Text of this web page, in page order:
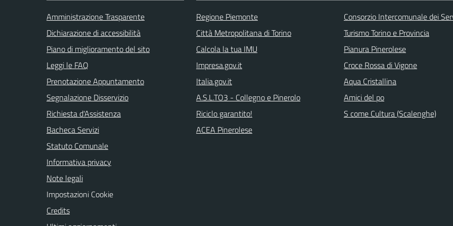
Amministrazione Trasparente
Dichiarazione di accessibilità
Piano di miglioramento del sito
Leggi le FAQ
Prenotazione Appuntamento
Segnalazione Disservizio
Richiesta d'Assistenza
Bacheca Servizi
Statuto Comunale
Informativa privacy
Note legali
Impostazioni Cookie
Credits
Regione Piemonte
Città Metropolitana di Torino
Calcola la tua IMU
Impresa.gov.it
Italia.gov.it
A.S.L.TO3 - Collegno e Pinerolo
Riciclo garantito!
ACEA Pinerolese
Consorzio Intercomunale dei
Turismo Torino e Provincia
Pianura Pinerolese
Croce Rossa di Vigone
Aqua Cristallina
Amici del po
S come Cultura (Scalenghe)